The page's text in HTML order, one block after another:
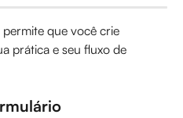
que você crie
prática e seu fluxo de